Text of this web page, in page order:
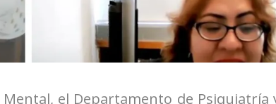
el Departamento de Psiquiatría